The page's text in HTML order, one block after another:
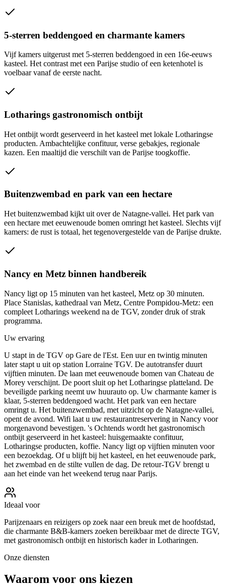
5-sterren beddengoed en charmante kamers
Vijf kamers uitgerust met 5-sterren beddengoed in een 16e-eeuws
kasteel. Het contrast met een Parijse studio of een ketenhotel is
voelbaar vanaf de eerste nacht.
Lotharings gastronomisch ontbijt
Het ontbijt wordt geserveerd in het kasteel met lokale Lotharingse
producten. Ambachtelijke confituur, verse gebakjes, regionale
kazen. Een maaltijd die verschilt van de Parijse toogkoffie.
Buitenzwembad en park van een hectare
Het buitenzwembad kijkt uit over de Natagne-vallei. Het park van
een hectare met eeuwenoude bomen omringt het kasteel. Slechts vijf
kamers: de rust is totaal, het tegenovergestelde van de Parijse drukte.
Nancy en Metz binnen handbereik
Nancy ligt op 15 minuten van het kasteel, Metz op 30 minuten.
Place Stanislas, kathedraal van Metz, Centre Pompidou-Metz: een
compleet Lotharings weekend na de TGV, zonder druk of strak
programma.
Uw ervaring
U stapt in de TGV op Gare de l'Est. Een uur en twintig minuten
later stapt u uit op station Lorraine TGV. De autotransfer duurt
vijftien minuten. De laan met eeuwenoude bomen van Chateau de
Morey verschijnt. De poort sluit op het Lotharingse platteland. De
beveiligde parking neemt uw huurauto op. Uw charmante kamer is
klaar, 5-sterren beddengoed wacht. Het park van een hectare
omringt u. Het buitenzwembad, met uitzicht op de Natagne-vallei,
opent de avond. Wifi laat u uw restaurantreservering in Nancy voor
morgenavond bevestigen. 's Ochtends wordt het gastronomisch
ontbijt geserveerd in het kasteel: huisgemaakte confituur,
Lotharingse producten, koffie. Nancy ligt op vijftien minuten voor
een bezoekdag. Of u blijft bij het kasteel, en het eeuwenoude park,
het zwembad en de stilte vullen de dag. De retour-TGV brengt u
aan het einde van het weekend terug naar Parijs.
Ideaal voor
Parijzenaars en reizigers op zoek naar een breuk met de hoofdstad,
die charmante B&B-kamers zoeken bereikbaar met de directe TGV,
met gastronomisch ontbijt en historisch kader in Lotharingen.
Onze diensten
Waarom voor ons kiezen